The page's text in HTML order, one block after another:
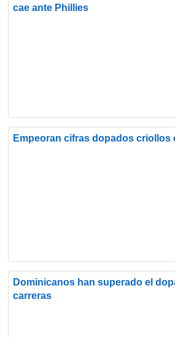
cae ante Phillies
Empeoran cifras dopados criollos
Dominicanos han superado el
carreras